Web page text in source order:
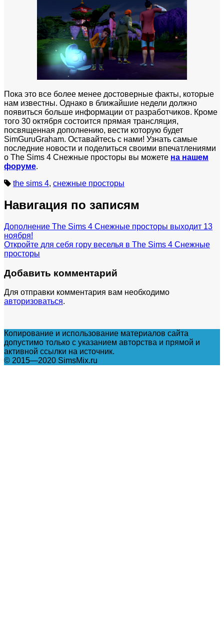
Пока это все более менее достоверные факты, которые
нам известны. Однако в ближайшие недели должно
появиться больше информации от разработчиков. Кроме
того 30 октября состоится прямая трансляция,
посвященная дополнению, вести которую будет
SimGuruGraham. Оставайтесь с нами! Узнать самые
последние новости и поделиться своими впечатлениями
о The Sims 4 Снежные просторы вы можете на нашем
форуме.
the sims 4, снежные просторы
Навигация по записям
Дополнение The Sims 4 Снежные просторы выходит 13
ноября!
Откройте для себя гору веселья в The Sims 4 Снежные
просторы
Добавить комментарий
Для отправки комментария вам необходимо
авторизоваться.
Копирование и использование материалов сайта
допустимо только с указанием авторства и прямой и
активной ссылки на источник.
© 2015—2020 SimsMix.ru